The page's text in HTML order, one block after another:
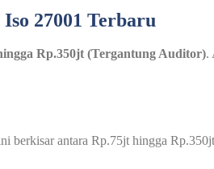
27001 Terbaru
Rp.350jt (Tergantung Auditor).
berkisar antara Rp.75jt hingga